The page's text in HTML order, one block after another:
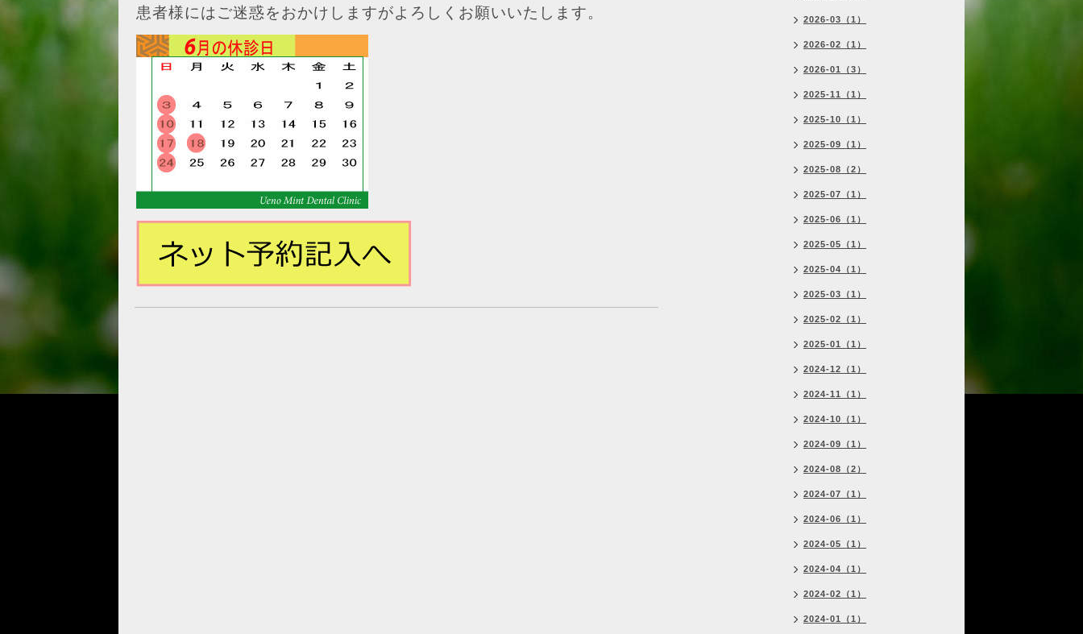
患者様にはご迷惑をおかけしますがよろしくお願いいたします。
2026-03（1）
2026-02（1）
2026-01（3）
2025-11（1）
2025-10（1）
2025-09（1）
2025-08（2）
2025-07（1）
2025-06（1）
2025-05（1）
2025-04（1）
2025-03（1）
2025-02（1）
2025-01（1）
2024-12（1）
2024-11（1）
2024-10（1）
2024-09（1）
2024-08（2）
2024-07（1）
2024-06（1）
2024-05（1）
2024-04（1）
2024-02（1）
2024-01（1）